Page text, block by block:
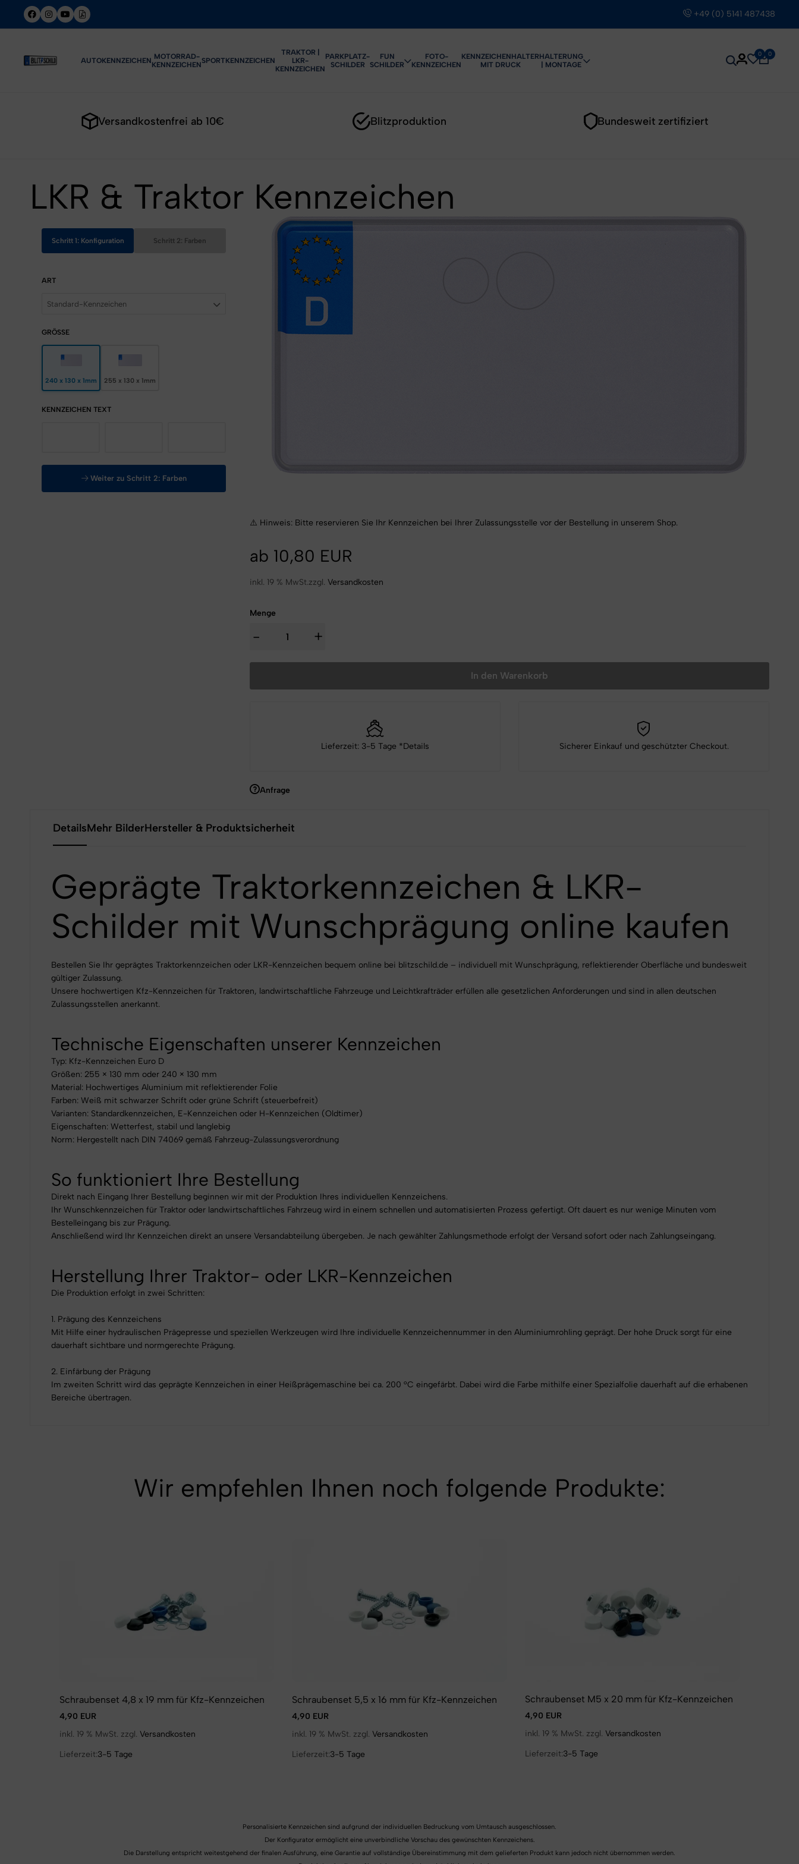
+49 (0) 5141 487438
AUTOKENNZEICHEN MOTORRAD-
KENNZEICHENSPORTKENNZEICHEN
TRAKTOR |
LKR-
KENNZEICHEN
PARKPLATZ-
SCHILDER
FUN
SCHILDER
FOTO-
KENNZEICHEN
KENNZEICHENHALTER
MIT DRUCK
HALTERUNG
| MONTAGE
0 0
Versandkostenfrei ab 10€ Blitzproduktion Bundesweit zertifiziert
LKR & Traktor Kennzeichen
Schritt 1: Konfiguration Schritt 2: Farben
ART
Standard-Kennzeichen
GRÖSSE
240 x 130 x 1mm 255 x 130 x 1mm
KENNZEICHEN TEXT
Weiter zu Schritt 2: Farben
​​​​​​⚠️ Hinweis: Bitte reservieren Sie Ihr Kennzeichen bei Ihrer Zulassungsstelle vor der Bestellung in unserem Shop.
ab 10,80 EUR
inkl. 19 % MwSt.zzgl. Versandkosten
Menge
- +
In den Warenkorb
Lieferzeit: 3-5 Tage *Details Sicherer Einkauf und geschützter Checkout.
Anfrage
DetailsMehr BilderHersteller & Produktsicherheit
Geprägte Traktorkennzeichen & LKR-
Schilder mit Wunschprägung online kaufen
Bestellen Sie Ihr geprägtes Traktorkennzeichen oder LKR-Kennzeichen bequem online bei blitzschild.de – individuell mit Wunschprägung, reflektierender Oberfläche und bundesweit
gültiger Zulassung.
Unsere hochwertigen Kfz-Kennzeichen für Traktoren, landwirtschaftliche Fahrzeuge und Leichtkrafträder erfüllen alle gesetzlichen Anforderungen und sind in allen deutschen
Zulassungsstellen anerkannt.
Technische Eigenschaften unserer Kennzeichen
Typ: Kfz-Kennzeichen Euro D
Größen: 255 × 130 mm oder 240 × 130 mm
Material: Hochwertiges Aluminium mit reflektierender Folie
Farben: Weiß mit schwarzer Schrift oder grüne Schrift (steuerbefreit)
Varianten: Standardkennzeichen, E-Kennzeichen oder H-Kennzeichen (Oldtimer)
Eigenschaften: Wetterfest, stabil und langlebig
Norm: Hergestellt nach DIN 74069 gemäß Fahrzeug-Zulassungsverordnung
So funktioniert Ihre Bestellung
Direkt nach Eingang Ihrer Bestellung beginnen wir mit der Produktion Ihres individuellen Kennzeichens.
Ihr Wunschkennzeichen für Traktor oder landwirtschaftliches Fahrzeug wird in einem schnellen und automatisierten Prozess gefertigt. Oft dauert es nur wenige Minuten vom
Bestelleingang bis zur Prägung.
Anschließend wird Ihr Kennzeichen direkt an unsere Versandabteilung übergeben. Je nach gewählter Zahlungsmethode erfolgt der Versand sofort oder nach Zahlungseingang.
Herstellung Ihrer Traktor- oder LKR-Kennzeichen
Die Produktion erfolgt in zwei Schritten:
1. Prägung des Kennzeichens
Mit Hilfe einer hydraulischen Prägepresse und speziellen Werkzeugen wird Ihre individuelle Kennzeichennummer in den Aluminiumrohling geprägt. Der hohe Druck sorgt für eine
dauerhaft sichtbare und normgerechte Prägung.
2. Einfärbung der Prägung
Im zweiten Schritt wird das geprägte Kennzeichen in einer Heißprägemaschine bei ca. 200 °C eingefärbt. Dabei wird die Farbe mithilfe einer Spezialfolie dauerhaft auf die erhabenen
Bereiche übertragen.
Wir empfehlen Ihnen noch folgende Produkte:
Schraubenset 4,8 x 19 mm für Kfz-Kennzeichen
4,90 EUR
inkl. 19 % MwSt. zzgl. Versandkosten
Lieferzeit:3-5 Tage
Schraubenset 5,5 x 16 mm für Kfz-Kennzeichen
4,90 EUR
inkl. 19 % MwSt. zzgl.Versandkosten
Lieferzeit:3-5 Tage
Schraubenset M5 x 20 mm für Kfz-Kennzeichen
4,90 EUR
inkl. 19 % MwSt. zzgl. Versandkosten
Lieferzeit:3-5 Tage
Personalisierte Kennzeichen sind aufgrund der individuellen Bedruckung vom Umtausch ausgeschlossen.
Der Konfigurator ermöglicht eine unverbindliche Vorschau des gewünschten Kennzeichens.
Die Darstellung entspricht weitestgehend der finalen Ausführung, eine Garantie auf vollständige Übereinstimmung mit dem gelieferten Produkt kann jedoch nicht übernommen werden.